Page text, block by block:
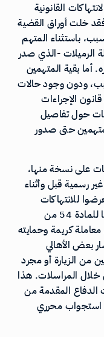
من الانتهاكات القانونية
فقد خلت أوراق القضية
باستثناء المتهم
الرميلات -الذي صدر
أما بقية المتهمين
ودون وجود حالات
نحو يخالف المادة 30 من قانون الإجراءات
حول تفاصيل
حتى صدور
على نسخة منها،
رسمية قبل وأثناء
للانتهاكات
البدنية وسوء المعاملة، ما يشكل انتهاكًا للمادة 54 من
كريمة وحمايته
بعض الأهالي
من الزيارة أو مجرد
خلال المراسلات. هذا
الدفاع المقدمة من
استجواب محرري